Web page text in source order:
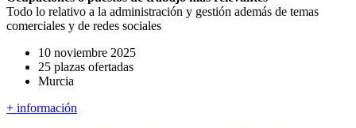
Todo lo relativo a la administración y gestión además de temas
comerciales y de redes sociales
10 noviembre 2025
25 plazas ofertadas
Murcia
+ información